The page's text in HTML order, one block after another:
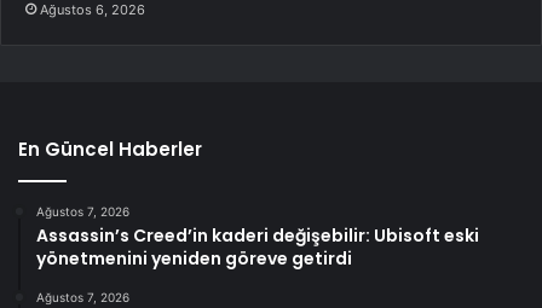
Ağustos 6, 2026
En Güncel Haberler
Ağustos 7, 2026
Assassin’s Creed’in kaderi değişebilir: Ubisoft eski
yönetmenini yeniden göreve getirdi
Ağustos 7, 2026